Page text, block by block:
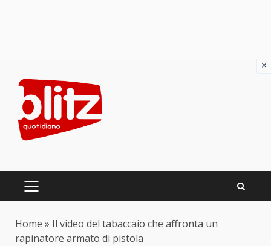
content
PRIMARY
Home » Il video del tabaccaio che affronta un
rapinatore armato di pistola
×